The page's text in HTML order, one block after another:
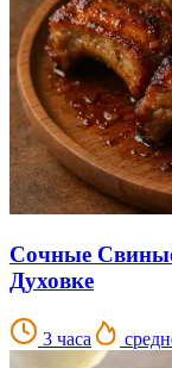
Сочные
Духовке
3 часа